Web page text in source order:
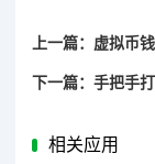
上一篇：虚拟币
相关应用